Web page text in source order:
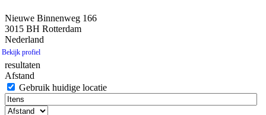
Nieuwe Binnenweg 166
3015 BH Rotterdam
Nederland
Bekijk profiel
resultaten
Afstand
Gebruik huidige locatie